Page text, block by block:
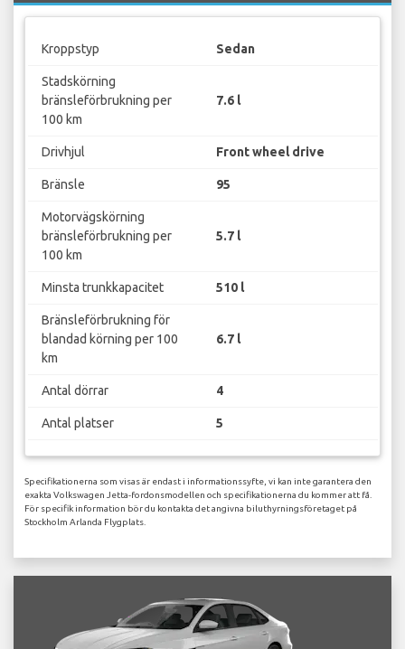
Kroppstyp Sedan
Stadskörning
bränsleförbrukning per
100 km
7.6 l
Drivhjul Front wheel drive
Bränsle 95
Motorvägskörning
bränsleförbrukning per
100 km
5.7 l
Minsta trunkkapacitet 510 l
Bränsleförbrukning för
blandad körning per 100
km
6.7 l
Antal dörrar 4
Antal platser 5
Specifikationerna som visas är endast i informationssyfte, vi kan inte garantera den
exakta Volkswagen Jetta-fordonsmodellen och specifikationerna du kommer att få.
För specifik information bör du kontakta det angivna biluthyrningsföretaget på
Stockholm Arlanda Flygplats.